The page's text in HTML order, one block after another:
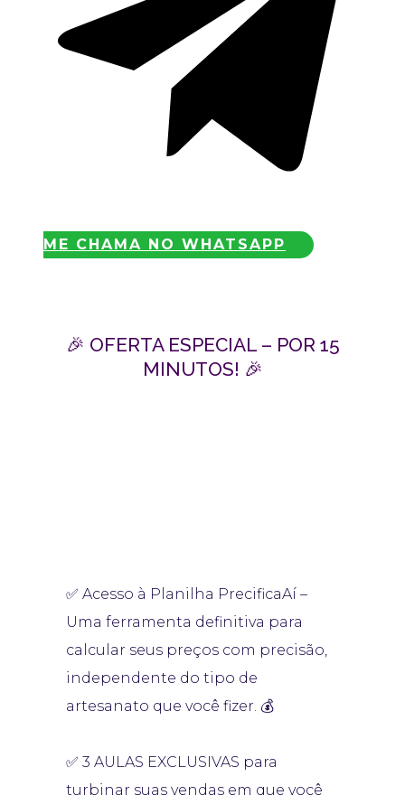
ME CHAMA NO WHATSAPP
🎉 OFERTA ESPECIAL – POR 15
MINUTOS! 🎉
✅ Acesso à Planilha PrecificaAí –
Uma ferramenta definitiva para
calcular seus preços com precisão,
independente do tipo de
artesanato que você fizer. 💰
✅ 3 AULAS EXCLUSIVAS para
turbinar suas vendas em que você